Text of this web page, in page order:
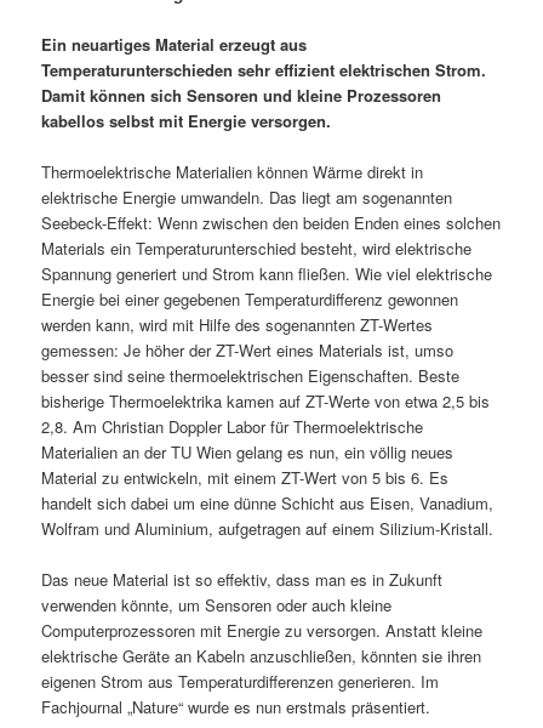
Ein neuartiges Material erzeugt aus
Temperaturunterschieden sehr effizient elektrischen Strom.
Damit können sich Sensoren und kleine Prozessoren
kabellos selbst mit Energie versorgen.
Thermoelektrische Materialien können Wärme direkt in
elektrische Energie umwandeln. Das liegt am sogenannten
Seebeck-Effekt: Wenn zwischen den beiden Enden eines solchen
Materials ein Temperaturunterschied besteht, wird elektrische
Spannung generiert und Strom kann fließen. Wie viel elektrische
Energie bei einer gegebenen Temperaturdifferenz gewonnen
werden kann, wird mit Hilfe des sogenannten ZT-Wertes
gemessen: Je höher der ZT-Wert eines Materials ist, umso
besser sind seine thermoelektrischen Eigenschaften. Beste
bisherige Thermoelektrika kamen auf ZT-Werte von etwa 2,5 bis
2,8. Am Christian Doppler Labor für Thermoelektrische
Materialien an der TU Wien gelang es nun, ein völlig neues
Material zu entwickeln, mit einem ZT-Wert von 5 bis 6. Es
handelt sich dabei um eine dünne Schicht aus Eisen, Vanadium,
Wolfram und Aluminium, aufgetragen auf einem Silizium-Kristall.
Das neue Material ist so effektiv, dass man es in Zukunft
verwenden könnte, um Sensoren oder auch kleine
Computerprozessoren mit Energie zu versorgen. Anstatt kleine
elektrische Geräte an Kabeln anzuschließen, könnten sie ihren
eigenen Strom aus Temperaturdifferenzen generieren. Im
Fachjournal „Nature“ wurde es nun erstmals präsentiert.